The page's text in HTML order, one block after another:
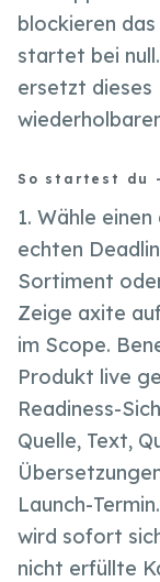
blockieren
startet bei
ersetzt dieses
So startest du
1. Wähle
echten
Sortiment
Zeige axite
im Scope.
Produkt live
Readiness-
Quelle, Text,
Launch-
wird sofort
nicht erfüllte